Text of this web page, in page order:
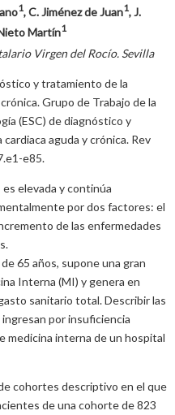
1, C. Jiménez de Juan1, J.
Martín1
Virgen del Rocío. Sevilla
y tratamiento de la
Grupo de Trabajo de la
(ESC) de diagnóstico y
aguda y crónica. Rev
e85.
elevada y continúa
por dos factores: el
de las enfermedades
65 años, supone una gran
Interna (MI) y genera en
sanitario total. Describir las
por insuficiencia
medicina interna de un hospital
cohortes descriptivo en el que
de una cohorte de 823